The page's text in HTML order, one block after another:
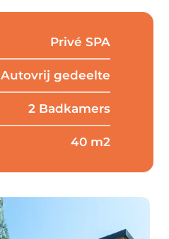
Privé SPA
Autovrij gedeelte
2 Badkamers
40 m2